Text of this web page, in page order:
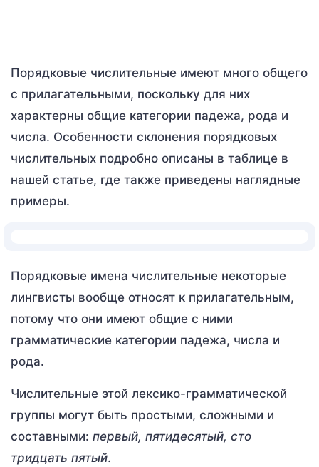
Порядковые числительные имеют много общего
с прилагательными, поскольку для них
характерны общие категории падежа, рода и
числа. Особенности склонения порядковых
числительных подробно описаны в таблице в
нашей статье, где также приведены наглядные
примеры.
Порядковые имена числительные некоторые
лингвисты вообще относят к прилагательным,
потому что они имеют общие с ними
грамматические категории падежа, числа и
рода.
Числительные этой лексико-грамматической
группы могут быть простыми, сложными и
составными: первый, пятидесятый, сто
тридцать пятый.